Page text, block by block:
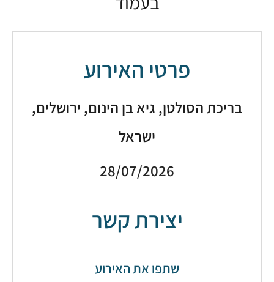
פרטי האירוע
הסולטן, גיא בן הינום, ירושלים,
ישראל
28/07/2026
יצירת קשר
שתפו את האירוע